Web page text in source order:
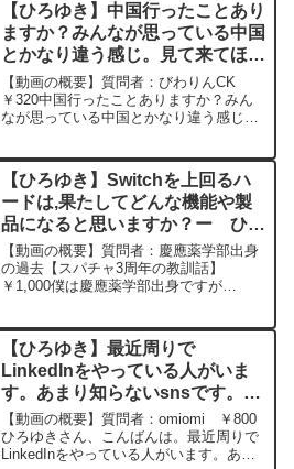
【ひろゆき】中国行ったことあり
ますか？みんなが思っている中国
とかなり違う感じ。見て来てほし
いです(^^)ー ひろゆき切り抜
き 20250404
【動画の概要】質問者：びわりんCK
￥320中国行ったことありますか？みん
なが思っている中国とかなり違う感じ。
Vexin。 ひろゆきさんの動画で、
寄せられた質問に...
【ひろゆき】Switchを上回るハ
ードは,果たしてどんな機能や製
品になると思いますか？ー ひろ
ゆき切り抜き 20240516
【動画の概要】質問者：慶應薬学部出身
の過去【スパチャ3周年の教訓話】
￥1,000僕は慶應薬学部出身ですが
合成したSwitchは2017年3月に発...
【ひろゆき】最近周りで
LinkedInをやっている人がいま
す。あまり知らないsnsです。フ
ォロワー1万人程増えると、副業
とかできたりするのでしょうか？
ー ひろゆき切り抜き
【動画の概要】質問者：omiomi ￥800
ひろゆきさん、こんばんは。最近周りで
LinkedInをやっている人がいます。あま